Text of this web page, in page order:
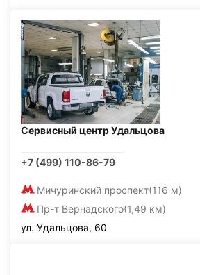
Сервисный центр Удальцова
+7 (499) 110-86-79
Мичуринский проспект(116 м)
Пр-т Вернадского(1,49 км)
ул. Удальцова, 60